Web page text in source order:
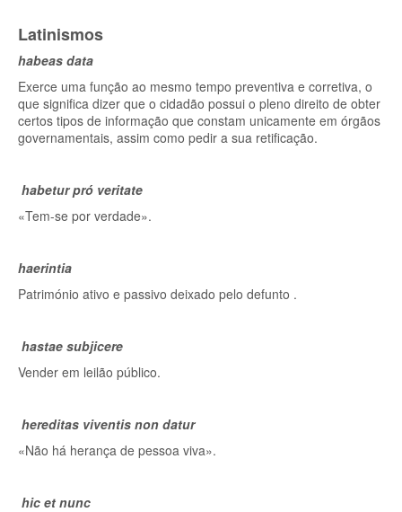
Latinismos
habeas data
Exerce uma função ao mesmo tempo preventiva e corretiva, o
que significa dizer que o cidadão possui o pleno direito de obter
certos tipos de informação que constam unicamente em órgãos
governamentais, assim como pedir a sua retificação.
habetur pró veritate
«Tem-se por verdade».
haerintia
Património ativo e passivo deixado pelo defunto .
hastae subjicere
Vender em leilão público.
hereditas viventis non datur
«Não há herança de pessoa viva».
hic et nunc